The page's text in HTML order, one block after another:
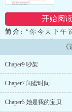
开始阅
简介: “你今天下午
看。”林音阁没看过
了。 “哦？是吗？
音阁咋舌，她没有想
Chaper9 吵架
Chaper7 闺蜜时间
Chaper5 她是我的宝贝